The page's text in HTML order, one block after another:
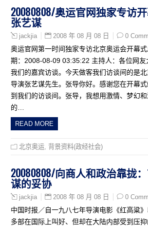
20080808/奥运官网独家专访
张艺谋
jackjia 2008 年 08 月 08 日 0
奥运官网第一时间独家专访北京奥运会开幕
期：2008-08-09 03:35:22 主持人：各位网友
我们的嘉宾访谈。今天做客我们访谈间的是
导演张艺谋先生。张导你好。感谢您在开幕
到我们的访谈间。张导，我想用激情、梦幻
的…
READ MORE
北京奥运 背景资料(政经社会)
20080808/向商人和政治靠拢
谋的妥协
jackjia 2008 年 08 月 08 日 0
中国时报／自一九八七年导演电影《红高粱
多部在国际上叫好、但却在大陆内部受到压抑